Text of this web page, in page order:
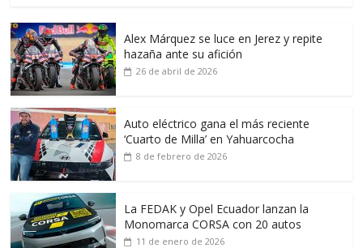
Alex Márquez se luce en Jerez y repite
hazaña ante su afición
26 de abril de 2026
Auto eléctrico gana el más reciente
‘Cuarto de Milla’ en Yahuarcocha
8 de febrero de 2026
La FEDAK y Opel Ecuador lanzan la
Monomarca CORSA con 20 autos
11 de enero de 2026